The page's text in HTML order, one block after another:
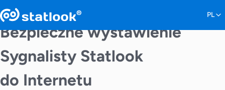
Bezpieczne wystawienie
Sygnalisty Statlook
do Internetu